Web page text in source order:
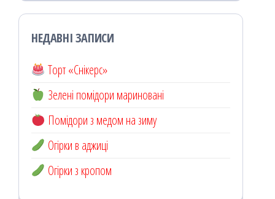
НЕДАВНІ ЗАПИСИ
Торт «Снікерс»
Зелені помідори мариновані
Помідори з медом на зиму
Огірки в аджиці
Огірки з кропом